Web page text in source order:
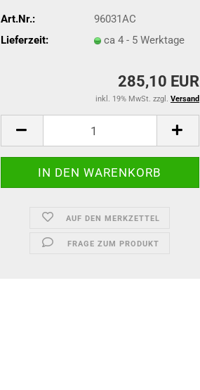
Art.Nr.:
96031AC
Lieferzeit:
ca 4 - 5 Werktage
285,10 EUR
inkl. 19% MwSt. zzgl. Versand
AUF DEN MERKZETTEL
FRAGE ZUM PRODUKT